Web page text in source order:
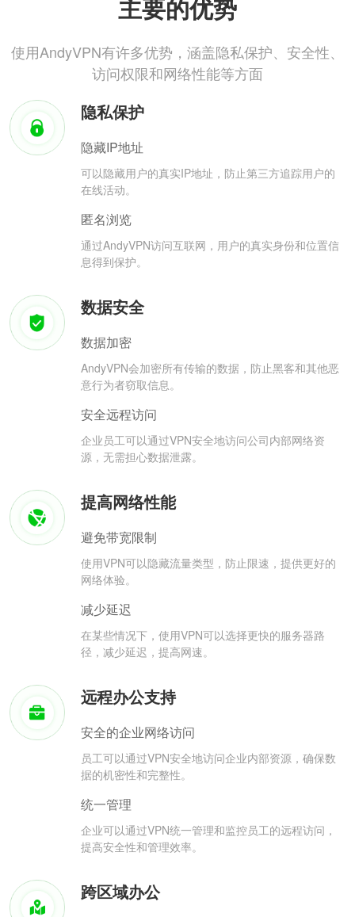
主要的优势
使用AndyVPN有许多优势，涵盖隐私保护、安全性、
访问权限和网络性能等方面
隐私保护
隐藏IP地址
可以隐藏用户的真实IP地址，防止第三方追踪用户的
在线活动。
匿名浏览
通过AndyVPN访问互联网，用户的真实身份和位置信
息得到保护。
数据安全
数据加密
AndyVPN会加密所有传输的数据，防止黑客和其他恶
意行为者窃取信息。
安全远程访问
企业员工可以通过VPN安全地访问公司内部网络资
源，无需担心数据泄露。
提高网络性能
避免带宽限制
使用VPN可以隐藏流量类型，防止限速，提供更好的
网络体验。
减少延迟
在某些情况下，使用VPN可以选择更快的服务器路
径，减少延迟，提高网速。
远程办公支持
安全的企业网络访问
员工可以通过VPN安全地访问企业内部资源，确保数
据的机密性和完整性。
统一管理
企业可以通过VPN统一管理和监控员工的远程访问，
提高安全性和管理效率。
跨区域办公